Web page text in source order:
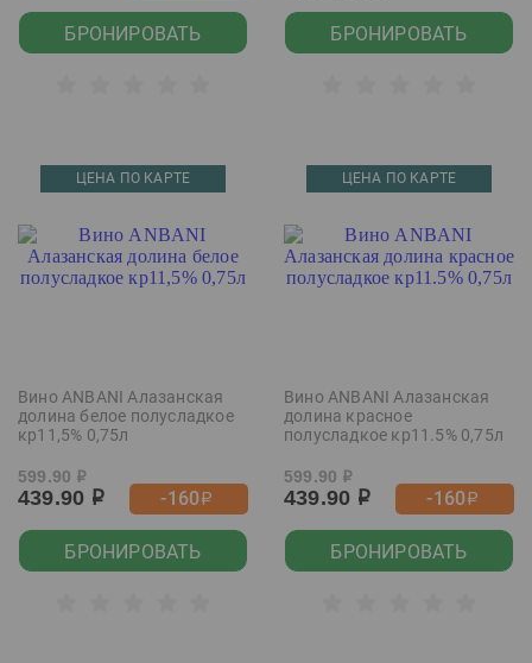
БРОНИРОВАТЬ БРОНИРОВАТЬ
ЦЕНА ПО КАРТЕ
Вино ANBANI Алазанская
долина белое полусладкое
кр11,5% 0,75л
599.90 р
439.90 р -160р
БРОНИРОВАТЬ
ЦЕНА ПО КАРТЕ
Вино ANBANI Алазанская
долина красное
полусладкое кр11.5% 0,75л
599.90 р
439.90 р -160р
БРОНИРОВАТЬ